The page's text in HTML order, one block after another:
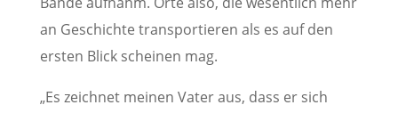
an Geschichte transportieren als es auf den
ersten Blick scheinen mag.
„Es zeichnet meinen Vater aus, dass er sich